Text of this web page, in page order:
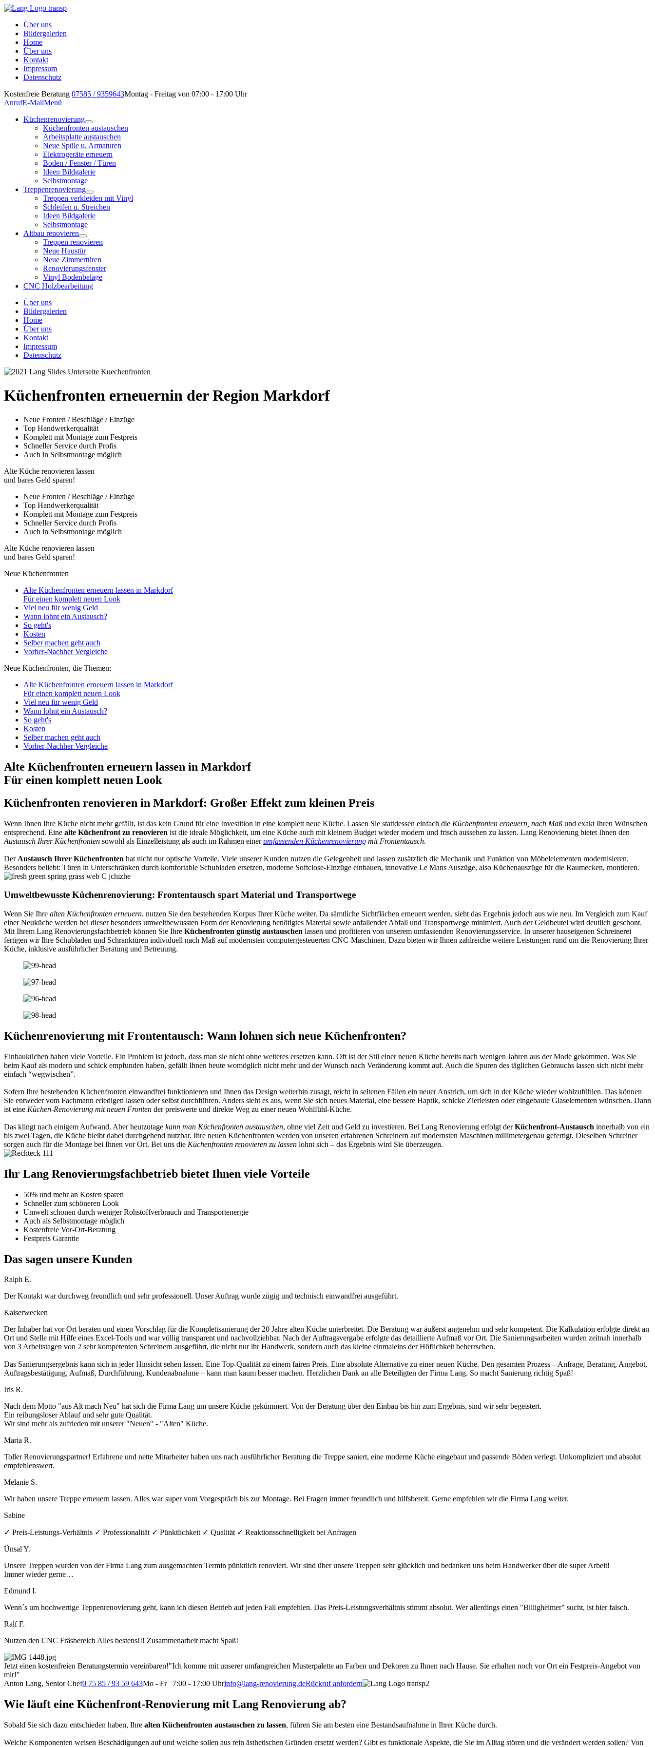
Über uns
Bildergalerien
Home
Über uns
Kontakt
Impressum
Datenschutz
Kostenfreie Beratung 07585 / 9359643Montag - Freitag von 07:00 - 17:00 Uhr
AnrufE-MailMenü
Küchenrenovierung
Küchenfronten austauschen
Arbeitsplatte austauschen
Neue Spüle u. Armaturen
Elektrogeräte erneuern
Boden / Fenster / Türen
Ideen Bildgalerie
Selbstmontage
Treppenrenovierung
Treppen verkleiden mit Vinyl
Schleifen u. Streichen
Ideen Bildgalerie
Selbstmontage
Altbau renovieren
Treppen renovieren
Neue Haustür
Neue Zimmertüren
Renovierungsfenster
Vinyl Bodenbeläge
CNC Holzbearbeitung
Über uns
Bildergalerien
Home
Über uns
Kontakt
Impressum
Datenschutz
Küchenfronten erneuernin der Region Markdorf
Neue Fronten / Beschläge / Einzüge
Top Handwerkerqualität
Komplett mit Montage zum Festpreis
Schneller Service durch Profis
Auch in Selbstmontage möglich
Alte Küche renovieren lassen
und bares Geld sparen!
Neue Fronten / Beschläge / Einzüge
Top Handwerkerqualität
Komplett mit Montage zum Festpreis
Schneller Service durch Profis
Auch in Selbstmontage möglich
Alte Küche renovieren lassen
und bares Geld sparen!
Neue Küchenfronten
Alte Küchenfronten erneuern lassen in Markdorf
Für einen komplett neuen Look
Viel neu für wenig Geld
Wann lohnt ein Austausch?
So geht's
Kosten
Selber machen geht auch
Vorher-Nachher Vergleiche
Neue Küchenfronten, die Themen:
Alte Küchenfronten erneuern lassen in Markdorf
Für einen komplett neuen Look
Viel neu für wenig Geld
Wann lohnt ein Austausch?
So geht's
Kosten
Selber machen geht auch
Vorher-Nachher Vergleiche
Alte Küchenfronten erneuern lassen in Markdorf
Für einen komplett neuen Look
Küchenfronten renovieren in Markdorf: Großer Effekt zum kleinen Preis
Wenn Ihnen Ihre Küche nicht mehr gefällt, ist das kein Grund für eine Investition in eine komplett neue Küche. Lassen Sie stattdessen einfach die Küchenfronten erneuern, nach Maß und exakt Ihren Wünschen
entsprechend. Eine alte Küchenfront zu renovieren ist die ideale Möglichkeit, um eine Küche auch mit kleinem Budget wieder modern und frisch aussehen zu lassen. Lang Renovierung bietet Ihnen den
Austausch Ihrer Küchenfronten sowohl als Einzelleistung als auch im Rahmen einerumfassenden Küchenrenovierung mit Frontentausch.
Der Austausch Ihrer Küchenfronten hat nicht nur optische Vorteile. Viele unserer Kunden nutzen die Gelegenheit und lassen zusätzlich die Mechanik und Funktion von Möbelelementen modernisieren.
Besonders beliebt: Türen in Unterschränken durch komfortable Schubladen ersetzen, moderne Softclose-Einzüge einbauen, innovative Le Mans Auszüge, also Küchenauszüge für die Raumecken, montieren.
Umweltbewusste Küchenrenovierung: Frontentausch spart Material und Transportwege
Wenn Sie Ihre alten Küchenfronten erneuern, nutzen Sie den bestehenden Korpus Ihrer Küche weiter. Da sämtliche Sichtflächen erneuert werden, sieht das Ergebnis jedoch aus wie neu. Im Vergleich zum Kauf
einer Neuküche werden bei dieser besonders umweltbewussten Form der Renovierung benötigtes Material sowie anfallender Abfall und Transportwege minimiert. Auch der Geldbeutel wird deutlich geschont.
Mit Ihrem Lang Renovierungsfachbetrieb können Sie Ihre Küchenfronten günstig austauschen lassen und profitieren von unserem umfassenden Renovierungsservice. In unserer hauseigenen Schreinerei
fertigen wir Ihre Schubladen und Schranktüren individuell nach Maß auf modernsten computergesteuerten CNC-Maschinen. Dazu bieten wir Ihnen zahlreiche weitere Leistungen rund um die Renovierung Ihrer
Küche, inklusive ausführlicher Beratung und Betreuung.
Küchenrenovierung mit Frontentausch: Wann lohnen sich neue Küchenfronten?
Einbauküchen haben viele Vorteile. Ein Problem ist jedoch, dass man sie nicht ohne weiteres ersetzen kann. Oft ist der Stil einer neuen Küche bereits nach wenigen Jahren aus der Mode gekommen. Was Sie
beim Kauf als modern und schick empfunden haben, gefällt Ihnen heute womöglich nicht mehr und der Wunsch nach Veränderung kommt auf. Auch die Spuren des täglichen Gebrauchs lassen sich nicht mehr
einfach “wegwischen”.
Sofern Ihre bestehenden Küchenfronten einwandfrei funktionieren und Ihnen das Design weiterhin zusagt, reicht in seltenen Fällen ein neuer Anstrich, um sich in der Küche wieder wohlzufühlen. Das können
Sie entweder vom Fachmann erledigen lassen oder selbst durchführen. Anders sieht es aus, wenn Sie sich neues Material, eine bessere Haptik, schicke Zierleisten oder eingebaute Glaselementen wünschen. Dann
ist eine Küchen-Renovierung mit neuen Fronten der preiswerte und direkte Weg zu einer neuen Wohlfühl-Küche.
Das klingt nach einigem Aufwand. Aber heutzutage kann man Küchenfronten austauschen, ohne viel Zeit und Geld zu investieren. Bei Lang Renovierung erfolgt derKüchenfront-Austausch innerhalb von ein
bis zwei Tagen, die Küche bleibt dabei durchgehend nutzbar. Ihre neuen Küchenfronten werden von unseren erfahrenen Schreinern auf modernsten Maschinen millimetergenau gefertigt. Dieselben Schreiner
sorgen auch für die Montage bei Ihnen vor Ort. Bei uns die Küchenfronten renovieren zu lassen lohnt sich – das Ergebnis wird Sie überzeugen.
Ihr Lang Renovierungsfachbetrieb bietet Ihnen viele Vorteile
50% und mehr an Kosten sparen
Schneller zum schöneren Look
Umwelt schonen durch weniger Rohstoffverbrauch und Transportenergie
Auch als Selbstmontage möglich
Kostenfreie Vor-Ort-Beratung
Festpreis Garantie
Das sagen unsere Kunden
Ralph E.
Der Kontakt war durchweg freundlich und sehr professionell. Unser Auftrag wurde zügig und technisch einwandfrei ausgeführt.
Kaiserwecken
Der Inhaber hat vor Ort beraten und einen Vorschlag für die Komplettsanierung der 20 Jahre alten Küche unterbreitet. Die Beratung war äußerst angenehm und sehr kompetent. Die Kalkulation erfolgte direkt an
Ort und Stelle mit Hilfe eines Excel-Tools und war völlig transparent und nachvollziehbar. Nach der Auftragsvergabe erfolgte das detaillierte Aufmaß vor Ort. Die Sanierungsarbeiten wurden zeitnah innerhalb
von 3 Arbeitstagen von 2 sehr kompetenten Schreinern ausgeführt, die nicht nur ihr Handwerk, sondern auch das kleine einmaleins der Höflichkeit beherrschen.
Das Sanierungsergebnis kann sich in jeder Hinsicht sehen lassen. Eine Top-Qualität zu einem fairen Preis. Eine absolute Alternative zu einer neuen Küche. Den gesamten Prozess – Anfrage, Beratung, Angebot,
Auftragsbestätigung, Aufmaß, Durchführung, Kundenabnahme – kann man kaum besser machen. Herzlichen Dank an alle Beteiligten der Firma Lang. So macht Sanierung richtig Spaß!
Iris R.
Nach dem Motto "aus Alt mach Neu" hat sich die Firma Lang um unsere Küche gekümmert. Von der Beratung über den Einbau bis hin zum Ergebnis, sind wir sehr begeistert.
Ein reibungsloser Ablauf und sehr gute Qualität.
Wir sind mehr als zufrieden mit unserer "Neuen" - "Alten" Küche.
Maria R.
Toller Renovierungspartner! Erfahrene und nette Mitarbeiter haben uns nach ausführlicher Beratung die Treppe saniert, eine moderne Küche eingebaut und passende Böden verlegt. Unkompliziert und absolut
empfehlenswert.
Melanie S.
Wir haben unsere Treppe erneuern lassen. Alles war super vom Vorgespräch bis zur Montage. Bei Fragen immer freundlich und hilfsbereit. Gerne empfehlen wir die Firma Lang weiter.
Sabine
✓ Preis-Leistungs-Verhältnis ✓ Professionalität ✓ Pünktlichkeit ✓ Qualität ✓ Reaktionsschnelligkeit bei Anfragen
Ünsal Y.
Unsere Treppen wurden von der Firma Lang zum ausgemachten Termin pünktlich renoviert. Wir sind über unsere Treppen sehr glücklich und bedanken uns beim Handwerker über die super Arbeit!
Immer wieder gerne…
Edmund I.
Wenn´s um hochwertige Teppenrenovierung geht, kann ich diesen Betrieb auf jeden Fall empfehlen. Das Preis-Leistungsverhältnis stimmt absolut. Wer allerdings einen "Billigheimer" sucht, ist hier falsch.
Ralf F.
Nutzen den CNC Fräsbereich Alles bestens!!! Zusammenarbeit macht Spaß!
Jetzt einen kostenfreien Beratungstermin vereinbaren!"Ich komme mit unserer umfangreichen Musterpalette an Farben und Dekoren zu Ihnen nach Hause. Sie erhalten noch vor Ort ein Festpreis-Angebot von
mir!"
Anton Lang, Senior Chef0 75 85 / 93 59 643Mo - Fr 7:00 - 17:00 Uhrinfo@lang-renovierung.deRückruf anfordern
Wie läuft eine Küchenfront-Renovierung mit Lang Renovierung ab?
Sobald Sie sich dazu entschieden haben, Ihre alten Küchenfronten austauschen zu lassen, führen Sie am besten eine Bestandsaufnahme in Ihrer Küche durch.
Welche Komponenten weisen Beschädigungen auf und welche sollen aus rein ästhetischen Gründen ersetzt werden? Gibt es funktionale Aspekte, die Sie im Alltag stören und die verändert werden sollen? Von